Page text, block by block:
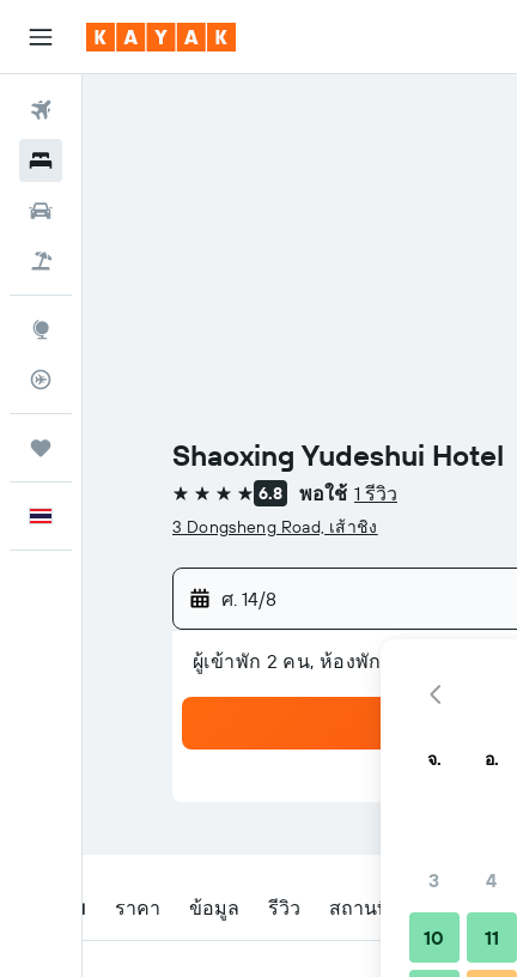
Shaoxing Yudeshui Hotel
4 ดาว 6.8 พอใช้ 1 รีวิว
3 Dongsheng Road, เส้าชิง
ศ. 14/8
ผู้เข้าพัก 2 คน, ห้องพัก 1 ห้อง
ภาพรวม ราคา ข้อมูล รีวิว สถานที่ตั้ง เคล็ดลับ
จ. อ.
3 4
10 11